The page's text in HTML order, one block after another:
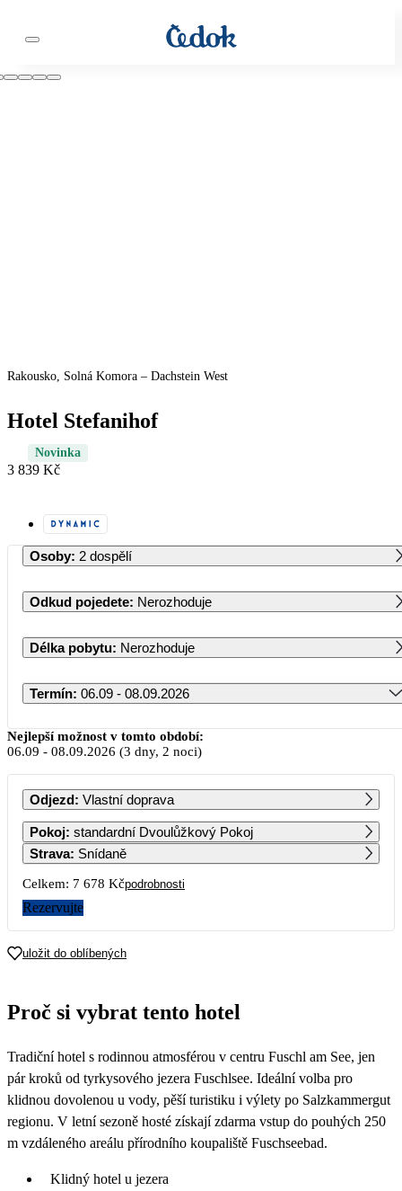
Rakousko, Solná Komora – Dachstein West
Hotel Stefanihof
Novinka
3 839 Kč
Osoby: 2 dospělí
Odkud pojedete: Nerozhoduje
Délka pobytu: Nerozhoduje
Termín: 06.09 - 08.09.2026
Září 2026
PO ÚT ST ČT PÁ SO NE
1
6 679
2
6 679
3
6 679
4
6 369
5 6
7
3 839
8
3 839
9
3 839
10 11 12 13
14
3 839 3 839 3 839 3 839 3 839 3 839 3 839
21 22
28
3 839
29 30
Nejlepší možnost v tomto období:
06.09 - 08.09.2026 (3 dny, 2 noci)
Odjezd: Vlastní doprava
Pokoj: standardní Dvoulůžkový Pokoj
Strava: Snídaně
Celkem: 7 678 Kčpodrobnosti
Rezervujte
uložit do oblíbených
Proč si vybrat tento hotel
Tradiční hotel s rodinnou atmosférou v centru Fuschl am See, jen
pár kroků od tyrkysového jezera Fuschlsee. Ideální volba pro
klidnou dovolenou u vody, pěší turistiku i výlety po Salzkammergut
regionu. V letní sezoně hosté získají zdarma vstup do pouhých 250
m vzdáleného areálu přírodního koupaliště Fuschseebad.
Klidný hotel u jezera